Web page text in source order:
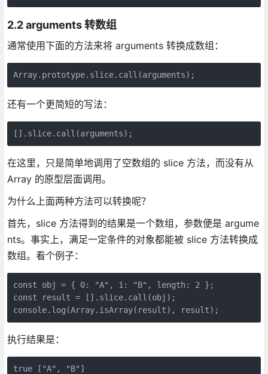
2.2 arguments 转数组
通常使用下面的方法来将 arguments 转换成数组：
Array.prototype.slice.call(arguments);
还有一个更简短的写法：
[].slice.call(arguments);
在这里，只是简单地调用了空数组的 slice 方法，而没有从
Array 的原型层面调用。
为什么上面两种方法可以转换呢？
首先，slice 方法得到的结果是一个数组，参数便是 argume
nts。事实上，满足一定条件的对象都能被 slice 方法转换成
数组。看个例子：
const obj = { 0: "A", 1: "B", length: 2 };
const result = [].slice.call(obj);
console.log(Array.isArray(result), result);
执行结果是：
true ["A", "B"]